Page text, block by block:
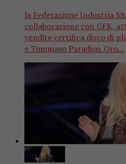
la Federazione Industria
collaborazione con GFK,
vendite certifica disco di
e Tommaso Paradiso. Oro...